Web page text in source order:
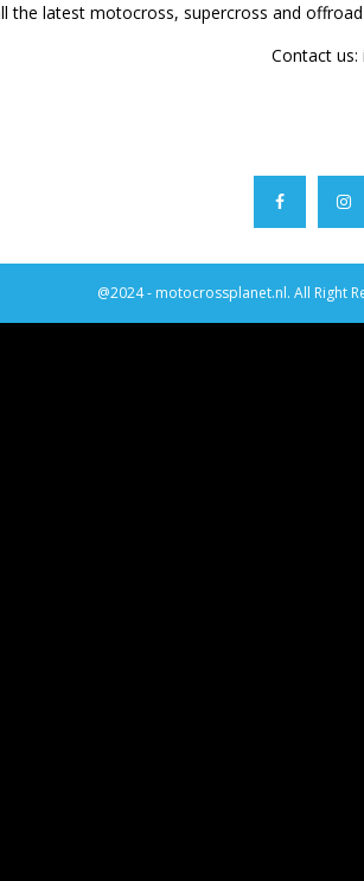
the latest motocross, supercross and
Contact us:
@2024 - motocrossplanet.nl. All Right